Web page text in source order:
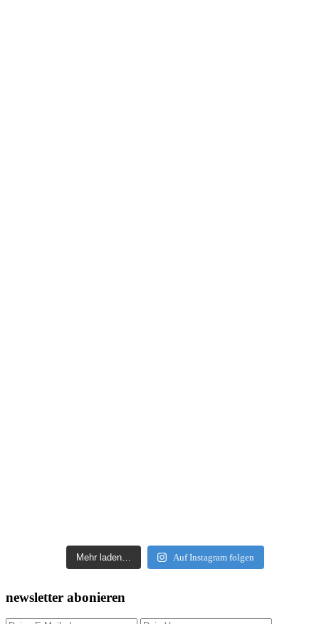
Mehr laden… Auf Instagram folgen
newsletter abonieren